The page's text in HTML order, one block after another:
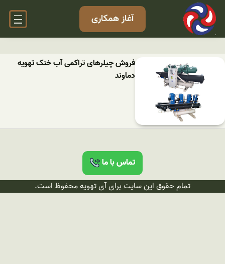
آغاز همکاری
فروش چیلرهای تراکمی آب خنک تهویه
دماوند
تماس با ما
تمام حقوق این سایت برای آی تهویه محفوظ است.